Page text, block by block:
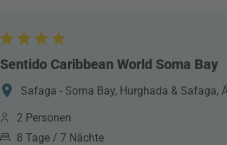
Sentido Caribbean World Soma Bay
Safaga - Soma Bay, Hurghada & Safaga,
2 Personen
8 Tage / 7 Nächte